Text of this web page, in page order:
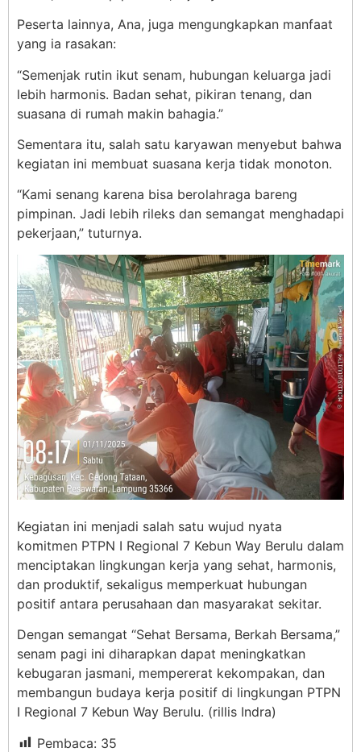
Peserta lainnya, Ana, juga mengungkapkan manfaat
yang ia rasakan:
“Semenjak rutin ikut senam, hubungan keluarga jadi
lebih harmonis. Badan sehat, pikiran tenang, dan
suasana di rumah makin bahagia.”
Sementara itu, salah satu karyawan menyebut bahwa
kegiatan ini membuat suasana kerja tidak monoton.
“Kami senang karena bisa berolahraga bareng
pimpinan. Jadi lebih rileks dan semangat menghadapi
pekerjaan,” tuturnya.
Kegiatan ini menjadi salah satu wujud nyata
komitmen PTPN I Regional 7 Kebun Way Berulu dalam
menciptakan lingkungan kerja yang sehat, harmonis,
dan produktif, sekaligus memperkuat hubungan
positif antara perusahaan dan masyarakat sekitar.
Dengan semangat “Sehat Bersama, Berkah Bersama,”
senam pagi ini diharapkan dapat meningkatkan
kebugaran jasmani, mempererat kekompakan, dan
membangun budaya kerja positif di lingkungan PTPN
I Regional 7 Kebun Way Berulu. (rillis Indra)
Pembaca: 35